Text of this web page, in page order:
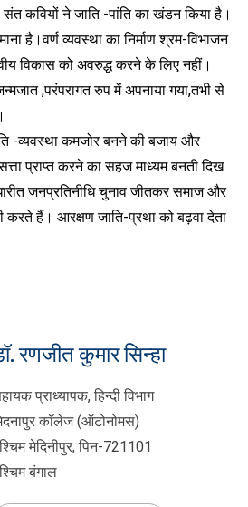
कवियों ने जाति -पांति का खंडन किया है।
है।वर्ण व्यवस्था का निर्माण श्रम-विभाजन
विकास को अवरुद्ध करने के लिए नहीं।
,परंपरागत रुप में अपनाया गया,तभी से
-व्यवस्था कमजोर बनने की बजाय और
प्राप्त करने का सहज माध्यम बनती दिख
जनप्रतिनीधि चुनाव जीतकर समाज और
हैं। आरक्षण जाति-प्रथा को बढ़वा देता
रणजीत कुमार सिन्हा
प्राध्यापक, हिन्दी विभाग
कॉलेज (ऑटोनोमस)
मेदिनीपुर, पिन-721101
बंगाल